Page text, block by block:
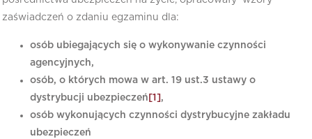
zaświadczeń o zdaniu egzaminu dla:
osób ubiegających się o wykonywanie czynności
agencyjnych,
osób, o których mowa w art. 19 ust.3 ustawy o
dystrybucji ubezpieczeń [1] ,
osób wykonujących czynności dystrybucyjne zakładu
ubezpieczeń